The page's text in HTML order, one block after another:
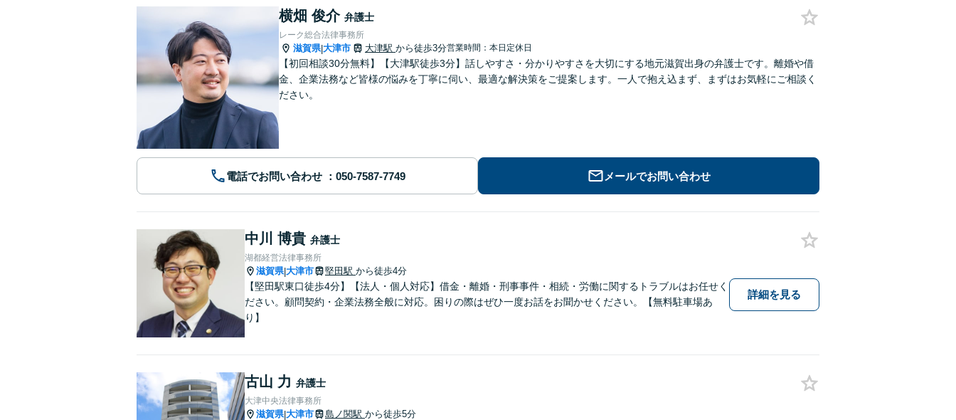
横畑 俊介 弁護士
レーク総合法律事務所
滋賀県|大津市 大津駅 から徒歩3分営業時間：本日定休日
【初回相談30分無料】【大津駅徒歩3分】話しやすさ・分かりやすさを大切にする地元滋賀出身の弁護士です。離婚や借
金、企業法務など皆様の悩みを丁寧に伺い、最適な解決策をご提案します。一人で抱え込まず、まずはお気軽にご相談く
ださい。
電話でお問い合わせ メールでお問い合わせ
中川 博貴 弁護士
湖都経営法律事務所
滋賀県|大津市 堅田駅 から徒歩4分
【堅田駅東口徒歩4分】【法人・個人対応】借金・離婚・刑事事件・相続・労働に関するトラブルはお任せく
ださい。顧問契約・企業法務全般に対応。困りの際はぜひ一度お話をお聞かせください。【無料駐車場あ
り】
詳細を見る
古山 力 弁護士
大津中央法律事務所
滋賀県|大津市 島ノ関駅 から徒歩5分